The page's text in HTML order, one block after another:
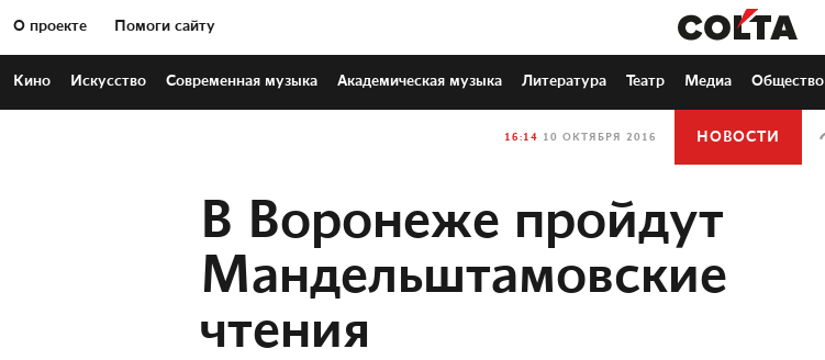
О проекте Помоги сайту
Кино Искусство Современная музыка Академическая музыка Литература Театр Медиа Общество
16:14 10 ОКТЯБРЯ 2016 НОВОСТИ
В Воронеже пройдут
Мандельштамовские
чтения